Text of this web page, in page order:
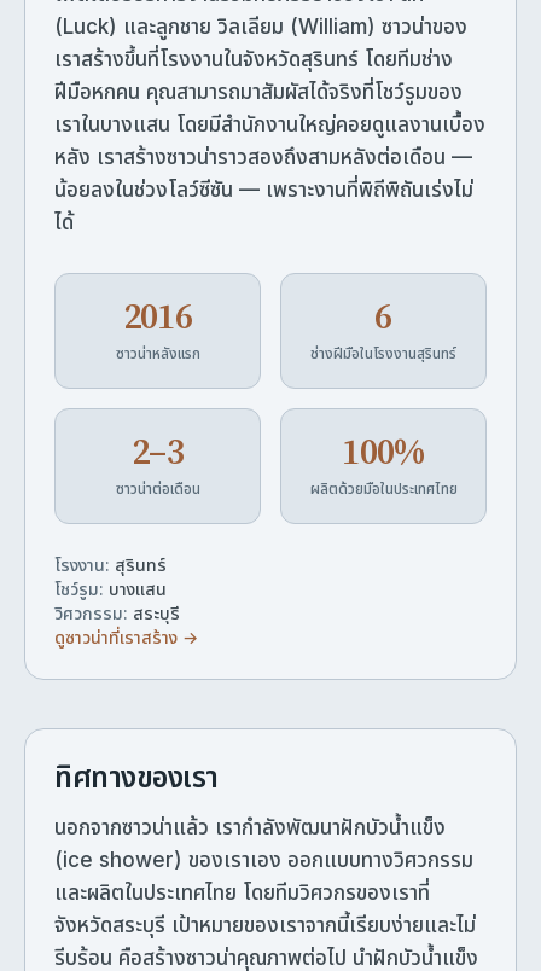
(Luck) และลูกชาย วิลเลียม (William) ซาวน่าของ
เราสร้างขึ้นที่โรงงานในจังหวัดสุรินทร์ โดยทีมช่าง
ฝีมือหกคน คุณสามารถมาสัมผัสได้จริงที่โชว์รูมของ
เราในบางแสน โดยมีสำนักงานใหญ่คอยดูแลงานเบื้อง
หลัง เราสร้างซาวน่าราวสองถึงสามหลังต่อเดือน —
น้อยลงในช่วงโลว์ซีซัน — เพราะงานที่พิถีพิถันเร่งไม่
ได้
2016
ซาวน่าหลังแรก
6
ช่างฝีมือในโรงงานสุรินทร์
2–3
ซาวน่าต่อเดือน
100%
ผลิตด้วยมือในประเทศไทย
โรงงาน: สุรินทร์
โชว์รูม: บางแสน
วิศวกรรม: สระบุรี
ดูซาวน่าที่เราสร้าง →
ทิศทางของเรา
นอกจากซาวน่าแล้ว เรากำลังพัฒนาฝักบัวน้ำแข็ง
(ice shower) ของเราเอง ออกแบบทางวิศวกรรม
และผลิตในประเทศไทย โดยทีมวิศวกรของเราที่
จังหวัดสระบุรี เป้าหมายของเราจากนี้เรียบง่ายและไม่
รีบร้อน คือสร้างซาวน่าคุณภาพต่อไป นำฝักบัวน้ำแข็ง